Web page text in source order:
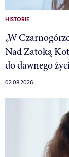
HISTORIE
„W
Nad Zatoką
do dawnego
02.08.2026